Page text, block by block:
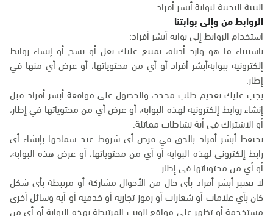
البنية التحتية لبوابة أبشر أفراد.
الروابط من وإلى بوابتنا
استخدام الروابط إلى بوابة أبشر أفراد:
باستثناء ما هو وارد أدناه، يمتنع عليك نقل أو نسخ أو إنشاء روابط
إلكترونية ببوابةأبشر أفراد أو أي من محتوياتها، أو عرض أي منها في
إطار.
يجب عليك تقديم طلب محدد، والحصول على موافقة أبشر أفراد قبل
إنشاء روابط إلكترونية لهذه البوابة، أو عرض أي من محتوياتها في إطار،
أو الاشتراك في أية نشاطات مماثلة.
تحتفظ أبشر أفراد بالحق في فرض أي شروط عند سماحها بإنشاء أي
رابط إلكتروني لهذه البوابة أو أي من محتوياتها، أو عرض هذه البوابة،
أو أي من محتوياتها في إطار.
لا تعتبر أبشر أفراد بأي حال من الأحوال مشاركة أو مرتبطة بأي شكل
كان بأي علامات أو شعارات أو رموز تجارية أو خدمية أو أية وسائل أخرى
مستخدمة أو تظهر على مواقع الويب المرتبطة بهذه البوابة أو أي من